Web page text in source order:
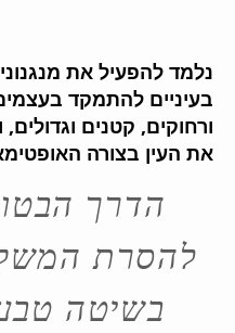
נלמד להפעיל את
בעיניים להתמקד
ורחוקים, קטנים וגדולים,
את העין בצורה
הדרך
להסרת
בשיטה